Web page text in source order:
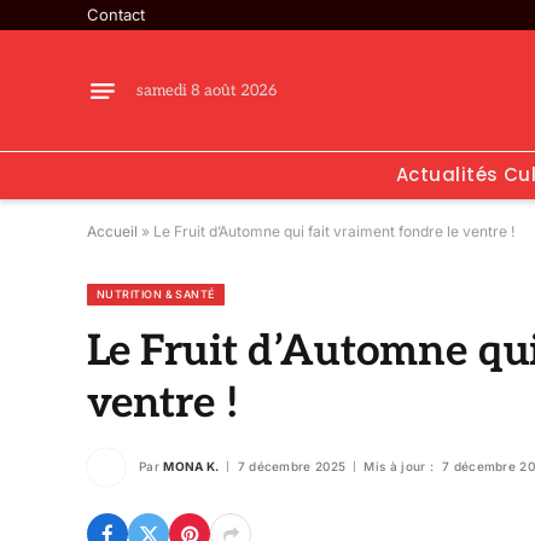
Contact
samedi 8 août 2026
Actualités
Accueil » Le Fruit d’Automne qui fait vraiment fondre le ventre !
NUTRITION & SANTÉ
Le Fruit d’Automne
ventre !
Par MONA K. 7 décembre 2025 Mis à jour : 7 décembre